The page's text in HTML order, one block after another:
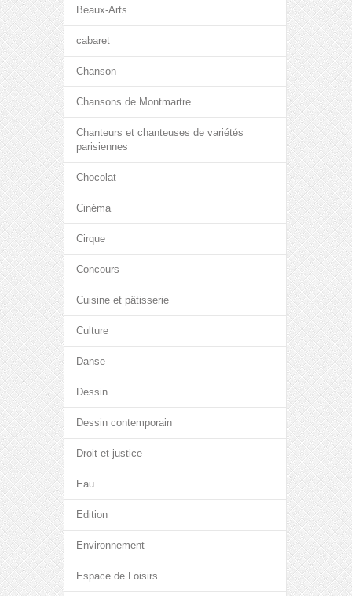
Beaux-Arts
cabaret
Chanson
Chansons de Montmartre
Chanteurs et chanteuses de variétés
parisiennes
Chocolat
Cinéma
Cirque
Concours
Cuisine et pâtisserie
Culture
Danse
Dessin
Dessin contemporain
Droit et justice
Eau
Edition
Environnement
Espace de Loisirs